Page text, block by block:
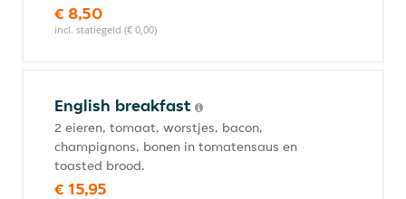
€ 8,50
incl. statiegeld (€ 0,00)
English breakfast
2 eieren, tomaat, worstjes, bacon,
champignons, bonen in tomatensaus en
toasted brood.
€ 15,95